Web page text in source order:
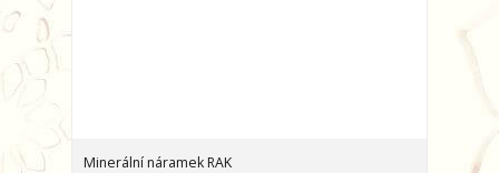
Minerální náramek RAK